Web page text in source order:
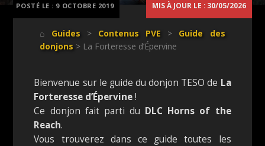
MIS À JOUR LE : 30/05/2026
⌂ Guides > Contenus PVE > Guide des
donjons > La Forteresse d’Épervine
Bienvenue sur le guide du donjon TESO de La
Forteresse d’Épervine!
Ce donjon fait parti du DLC Horns of the
Reach.
Vous trouverez dans ce guide toutes les
POSTÉ LE : 9 OCTOBRE 2019